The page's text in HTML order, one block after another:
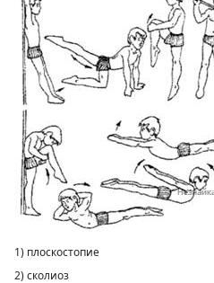
1) плоскостопие
2) сколиоз